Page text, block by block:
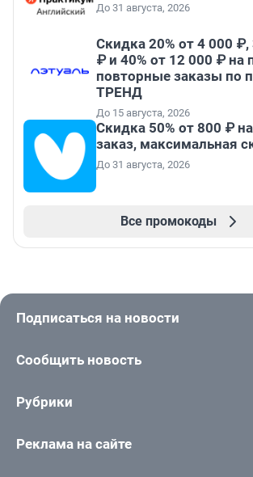
До 31 августа, 2026
Скидка 20% от 4 000 ₽,
₽ и 40% от 12 000 ₽ на
повторные заказы по
ТРЕНД
До 15 августа, 2026
Скидка 50% от 800 ₽
заказ, максимальная
До 31 августа, 2026
Все промокоды
Подписаться на новости
Сообщить новость
Рубрики
Реклама на сайте